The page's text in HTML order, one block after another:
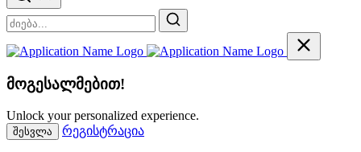
მოგესალმებით!
Unlock your personalized experience.
შესვლა რეგისტრაცია